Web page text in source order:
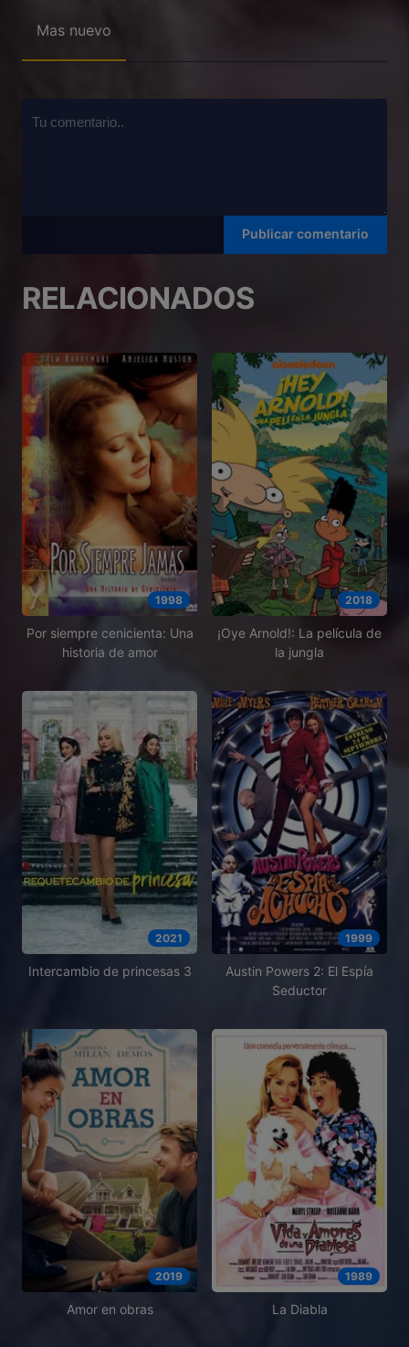
Mas nuevo
RELACIONADOS
1998
Por siempre cenicienta: Una
historia de amor
2018
¡Oye Arnold!: La película de
la jungla
2021
Intercambio de princesas 3
1999
Austin Powers 2: El Espía
Seductor
2019
Amor en obras
1989
La Diabla